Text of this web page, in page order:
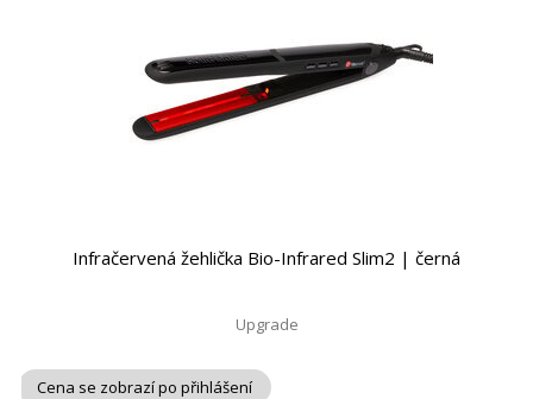
Infračervená žehlička Bio-Infrared Slim2 | černá
Upgrade
Cena se zobrazí po přihlášení